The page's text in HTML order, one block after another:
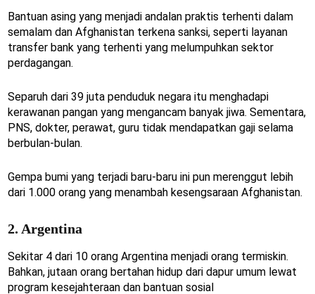
Bantuan asing yang menjadi andalan praktis terhenti dalam
semalam dan Afghanistan terkena sanksi, seperti layanan
transfer bank yang terhenti yang melumpuhkan sektor
perdagangan.
Separuh dari 39 juta penduduk negara itu menghadapi
kerawanan pangan yang mengancam banyak jiwa. Sementara,
PNS, dokter, perawat, guru tidak mendapatkan gaji selama
berbulan-bulan.
Gempa bumi yang terjadi baru-baru ini pun merenggut lebih
dari 1.000 orang yang menambah kesengsaraan Afghanistan.
2. Argentina
Sekitar 4 dari 10 orang Argentina menjadi orang termiskin.
Bahkan, jutaan orang bertahan hidup dari dapur umum lewat
program kesejahteraan dan bantuan sosial